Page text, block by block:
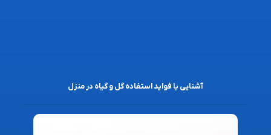
آشنایی با فواید استفاده گل و گیاه در منزل